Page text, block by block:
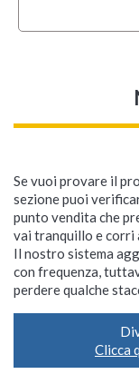
Se vuoi provare il
sezione puoi
punto vendita che
vai tranquillo e corri
Il nostro sistema
con frequenza,
perdere qualche
Clicca